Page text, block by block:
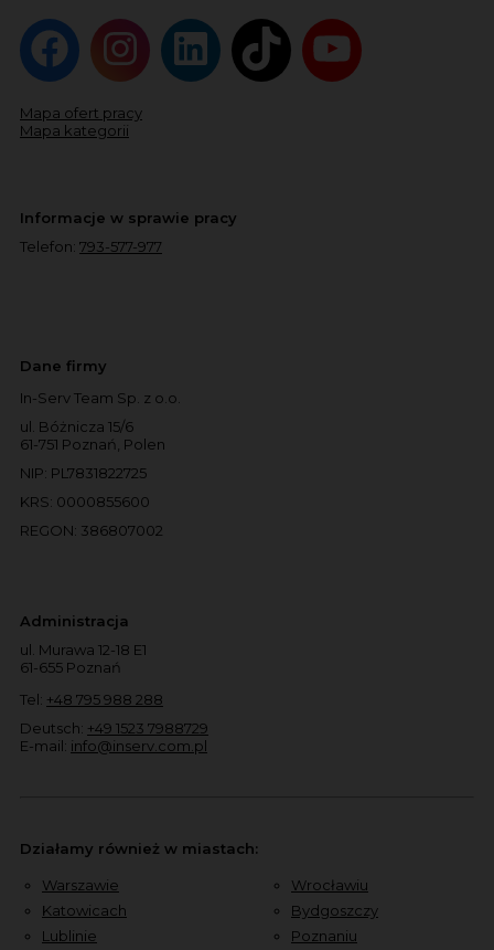
Mapa ofert pracy
Mapa kategorii
Informacje w sprawie pracy
Telefon: 793-577-977
Dane firmy
In-Serv Team Sp. z o.o.
ul. Bóżnicza 15/6
61-751 Poznań, Polen
NIP: PL7831822725
KRS: 0000855600
REGON: 386807002
Administracja
ul. Murawa 12-18 E1
61-655 Poznań
Tel: +48 795 988 288
Deutsch: +49 1523 7988729
E-mail: info@inserv.com.pl
Działamy również w miastach:
Warszawie
Katowicach
Lublinie
Wrocławiu
Bydgoszczy
Poznaniu